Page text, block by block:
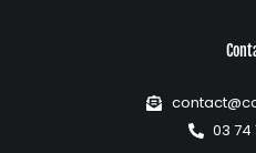
03 74